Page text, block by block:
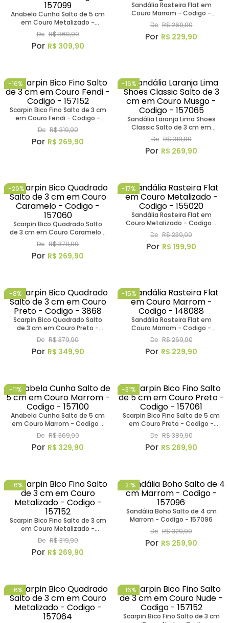
Anabela Cunha Salto de 5 cm
em Couro Metalizado -
Codigo - 157099
De R$369,90
R$ 309,90
Sandália Rasteira Flat em
Couro Marrom - Codigo -
156129
De R$269,90
R$ 229,90
-16%
Scarpin Bico Fino Salto de 3 cm
em Couro Fendi - Codigo -
157152
De R$319,90
R$ 269,90
-16%
Sandália Laranja Lima Shoes
Classic Salto de 3 cm em
Couro Musgo - Codigo -
157065
De R$319,90
R$ 269,90
-29%
Scarpin Bico Quadrado Salto
de 3 cm em Couro Caramelo -
Codigo - 157060
De R$379,90
R$ 269,90
-17%
Sandália Rasteira Flat em
Couro Metalizado - Codigo -
155020
De R$239,90
R$ 199,90
-8%
Scarpin Bico Quadrado Salto
de 3 cm em Couro Preto -
Codigo - 3868
De R$379,90
R$ 349,90
-15%
Sandália Rasteira Flat em
Couro Marrom - Codigo -
148088
De R$269,90
R$ 229,90
-11%
Anabela Cunha Salto de 5 cm
em Couro Marrom - Codigo -
157100
De R$369,90
R$ 329,90
-31%
Scarpin Bico Fino Salto de 5 cm
em Couro Preto - Codigo -
157061
De R$389,90
R$ 269,90
-16%
Scarpin Bico Fino Salto de 3 cm
em Couro Metalizado -
Codigo - 157152
De R$319,90
R$ 269,90
-21%
Sandália Boho Salto de 4 cm
Marrom - Codigo - 157096
De R$329,90
R$ 259,90
-16% -16%
Scarpin Bico Fino Salto de 3 cm